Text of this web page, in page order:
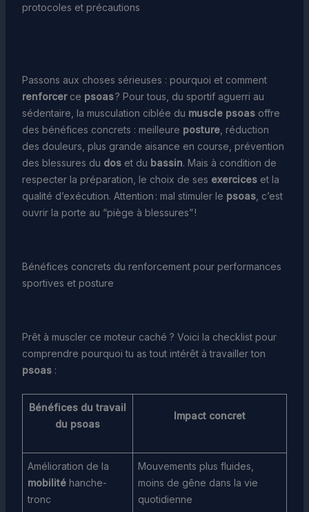
protocoles et précautions
Passons aux choses sérieuses : pourquoi et comment
renforcerce psoas? Pour tous, du sportif aguerri au
sédentaire, la musculation ciblée du muscle psoasoffre
des bénéfices concrets : meilleure posture, réduction
des douleurs, plus grande aisance en course, prévention
des blessures du doset du bassin. Mais à condition de
respecter la préparation, le choix de ses exerciceset la
qualité d’exécution. Attention : mal stimuler le psoas, c’est
ouvrir la porte au “piège à blessures” !
Bénéfices concrets du renforcement pour performances
sportives et posture
Prêt à muscler ce moteur caché ? Voici la checklist pour
comprendre pourquoi tu as tout intérêt à travailler ton
psoas:
Bénéfices du travail
du psoas
Impact concret
Amélioration de la
mobilitéhanche-
tronc
Mouvements plus fluides,
moins de gêne dans la vie
quotidienne